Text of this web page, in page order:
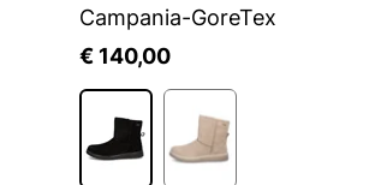
Campania-GoreTex
€ 140,00